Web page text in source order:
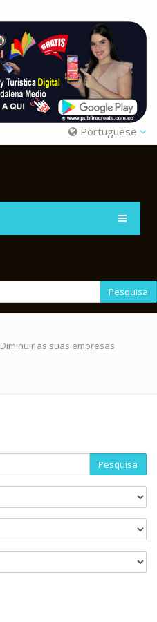
Portuguese
Pesquisa
Diminuir as suas empresas
Pesquisa